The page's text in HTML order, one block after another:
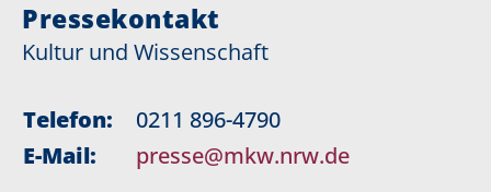
Pressekontakt
Kultur und Wissenschaft
Telefon:
0211 896-4790
E-Mail:
presse@mkw.nrw.de